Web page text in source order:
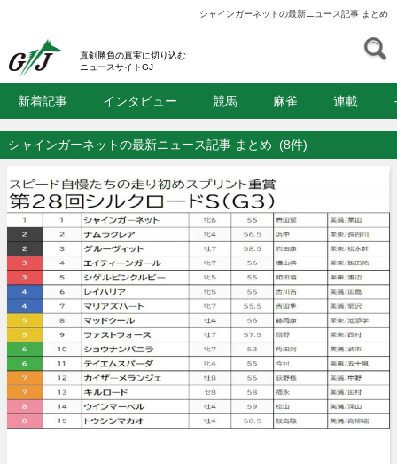
シャインガーネットの最新ニュース記事 まとめ
真剣勝負の真実に切り込む
ニュースサイトGJ
新着記事 インタビュー 競馬 麻雀 連載
シャインガーネットの最新ニュース記事 まとめ (8件)